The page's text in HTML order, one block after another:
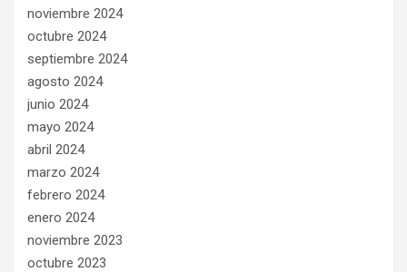
noviembre 2024
octubre 2024
septiembre 2024
agosto 2024
junio 2024
mayo 2024
abril 2024
marzo 2024
febrero 2024
enero 2024
noviembre 2023
octubre 2023